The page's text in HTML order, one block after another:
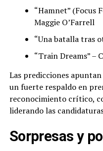
“Hamnet” (Focus
Maggie O’Farrell
“Una batalla tras
“Train Dreams” –
Las predicciones
un fuerte respaldo en
reconocimiento crítico,
liderando las
Sorpresas y